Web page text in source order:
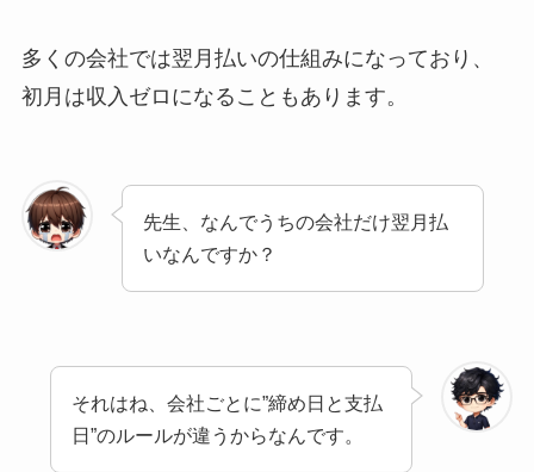
多くの会社では翌月払いの仕組みになっており、
初月は収入ゼロになることもあります。
先生、なんでうちの会社だけ翌月払
いなんですか？
それはね、会社ごとに”締め日と支払
日”のルールが違うからなんです。